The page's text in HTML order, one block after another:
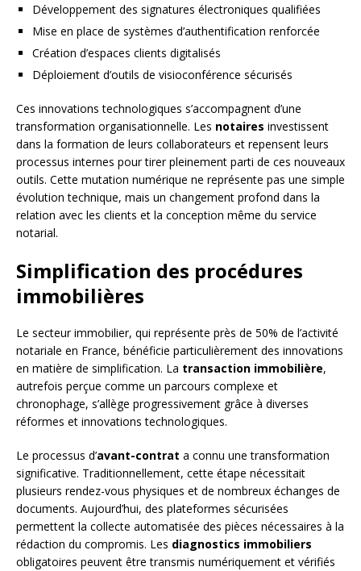
Développement des signatures électroniques qualifiées
Mise en place de systèmes d’authentification renforcée
Création d’espaces clients digitalisés
Déploiement d’outils de visioconférence sécurisés
Ces innovations technologiques s’accompagnent d’une
transformation organisationnelle. Les notaires investissent
dans la formation de leurs collaborateurs et repensent leurs
processus internes pour tirer pleinement parti de ces nouveaux
outils. Cette mutation numérique ne représente pas une simple
évolution technique, mais un changement profond dans la
relation avec les clients et la conception même du service
notarial.
Simplification des procédures
immobilières
Le secteur immobilier, qui représente près de 50% de l’activité
notariale en France, bénéficie particulièrement des innovations
en matière de simplification. La transaction immobilière,
autrefois perçue comme un parcours complexe et
chronophage, s’allège progressivement grâce à diverses
réformes et innovations technologiques.
Le processus d’avant-contrat a connu une transformation
significative. Traditionnellement, cette étape nécessitait
plusieurs rendez-vous physiques et de nombreux échanges de
documents. Aujourd’hui, des plateformes sécurisées
permettent la collecte automatisée des pièces nécessaires à la
rédaction du compromis. Les diagnostics immobiliers
obligatoires peuvent être transmis numériquement et vérifiés